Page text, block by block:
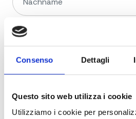
Consenso Dettagli
Questo sito web utilizza i cookie
Utilizziamo i cookie per